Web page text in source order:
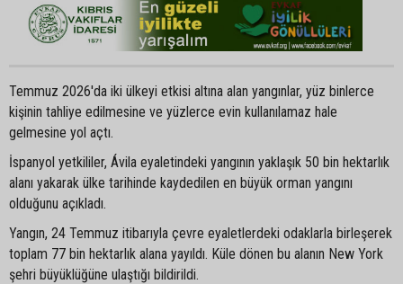
Temmuz 2026'da iki ülkeyi etkisi altına alan yangınlar, yüz binlerce
kişinin tahliye edilmesine ve yüzlerce evin kullanılamaz hale
gelmesine yol açtı.
İspanyol yetkililer, Ávila eyaletindeki yangının yaklaşık 50 bin hektarlık
alanı yakarak ülke tarihinde kaydedilen en büyük orman yangını
olduğunu açıkladı.
Yangın, 24 Temmuz itibarıyla çevre eyaletlerdeki odaklarla birleşerek
toplam 77 bin hektarlık alana yayıldı. Küle dönen bu alanın New York
şehri büyüklüğüne ulaştığı bildirildi.